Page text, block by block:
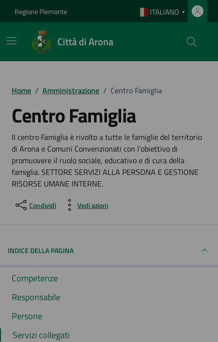
Regione Piemonte ITALIANO ▼
Città di Arona
Home / Amministrazione / Centro Famiglia
Centro Famiglia
Il centro Famiglia è rivolto a tutte le famiglie del territorio
di Arona e Comuni Convenzionati con l’obiettivo di
promuovere il ruolo sociale, educativo e di cura della
famiglia. SETTORE SERVIZI ALLA PERSONA E GESTIONE
RISORSE UMANE INTERNE.
Condividi Vedi azioni
INDICE DELLA PAGINA
Competenze
Responsabile
Persone
Servizi collegati